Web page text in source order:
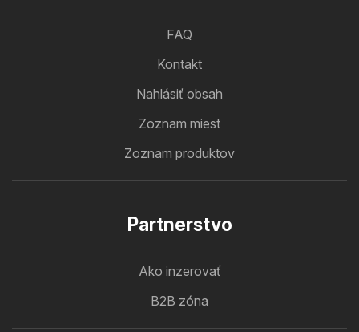
FAQ
Kontakt
Nahlásiť obsah
Zoznam miest
Zoznam produktov
Partnerstvo
Ako inzerovať
B2B zóna